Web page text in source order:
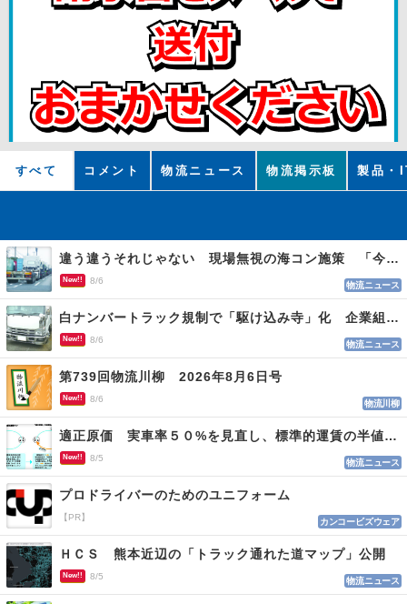
すべて コメント 物流ニュース 物流掲示板 製品・
違う違うそれじゃない 現場無視の海コン施策 「今でも平均２～３時間は待つ」
New!! 8/6 物流ニュース
白ナンバートラック規制で「駆け込み寺」化 企業組合が入会基準を見直しへ
New!! 8/6 物流ニュース
第739回物流川柳 2026年8月6日号
New!! 8/6 物流川柳
適正原価 実車率５０%を見直し、標準的運賃の半値の恐れも
New!! 8/5 物流ニュース
プロドライバーのためのユニフォーム
【PR】 カンコービズウェア
ＨＣＳ 熊本近辺の「トラック通れた道マップ」公開
New!! 8/5 物流ニュース